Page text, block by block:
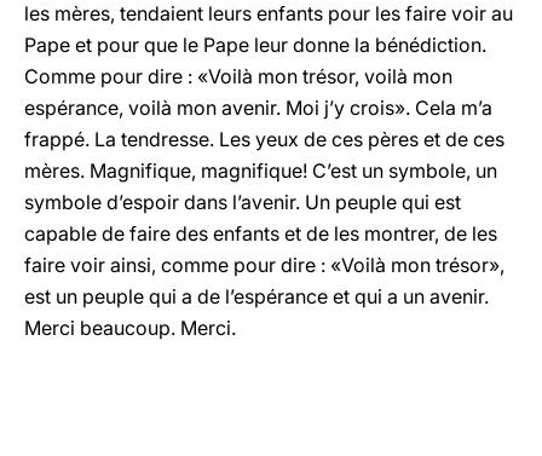
les mères, tendaient leurs enfants pour les faire voir au
Pape et pour que le Pape leur donne la bénédiction.
Comme pour dire : «Voilà mon trésor, voilà mon
espérance, voilà mon avenir. Moi j’y crois». Cela m’a
frappé. La tendresse. Les yeux de ces pères et de ces
mères. Magnifique, magnifique! C’est un symbole, un
symbole d’espoir dans l’avenir. Un peuple qui est
capable de faire des enfants et de les montrer, de les
faire voir ainsi, comme pour dire : «Voilà mon trésor»,
est un peuple qui a de l’espérance et qui a un avenir.
Merci beaucoup. Merci.